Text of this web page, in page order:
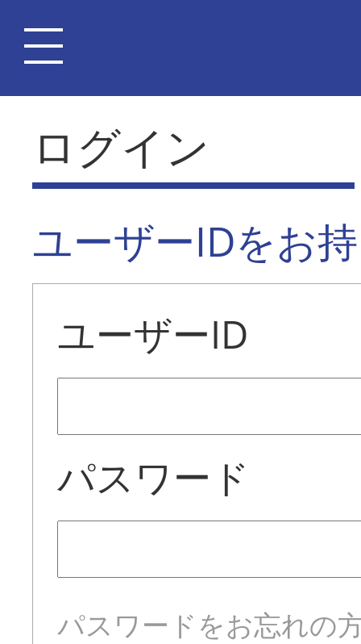
ログイン
ユーザーIDをお
ユーザーID
パスワード
パスワードをお忘れの